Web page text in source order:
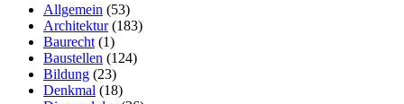
Allgemein (53)
Architektur(183)
Baurecht (1)
Baustellen (124)
Bildung (23)
Denkmal (18)